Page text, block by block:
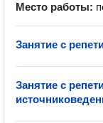
Место работы:
Занятие с
Занятие с